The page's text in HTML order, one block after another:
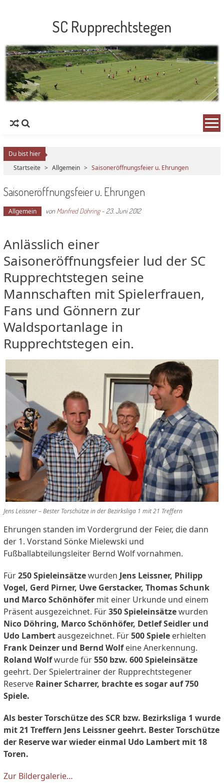
SC Rupprechtstegen
Du bist hier
Startseite > Allgemein > Saisoneröffnungsfeier u. Ehrungen
Saisoneröffnungsfeier u. Ehrungen
Allgemein von Manfred Döhring- 23. Juni 2012
Anlässlich einer
Saisoneröffnungsfeier lud der SC
Rupprechtstegen seine
Mannschaften mit Spielerfrauen,
Fans und Gönnern zur
Waldsportanlage in
Rupprechtstegen ein.
Jens Leissner – Bester Torschütze in der Bezirksliga 1 mit 21 Treffern
Ehrungen standen im Vordergrund der Feier, die dann
der 1. Vorstand Sönke Mielewski und
Fußballabteilungsleiter Bernd Wolf vornahmen.
Für250 Spieleinsätzewurden Jens Leissner, Philipp
Vogel, Gerd Pirner, Uwe Gerstacker, Thomas Schunk
und Marco Schönhöfer mit einer Urkunde und einem
Präsent ausgezeichnet. Für350 Spieleinsätzewurden
Nico Döhring, Marco Schönhöfer, Detlef Seidler und
Udo Lambertausgezeichnet. Für500 Spieleerhielten
Frank Deinzer und Bernd Wolfeine Anerkennung.
Roland Wolfwurde für550 bzw. 600 Spieleinsätze
geehrt. Der Spielertrainer der Rupprechtstegener
Reserve Rainer Scharrer, brachte es sogar auf 750
Spiele.
Als bester Torschütze des SCR bzw. Bezirksliga 1 wurde
mit 21 Treffern Jens Leissner geehrt. Bester Torschütze
der Reserve war wieder einmal Udo Lambert mit 18
Toren.
Zur Bildergalerie…